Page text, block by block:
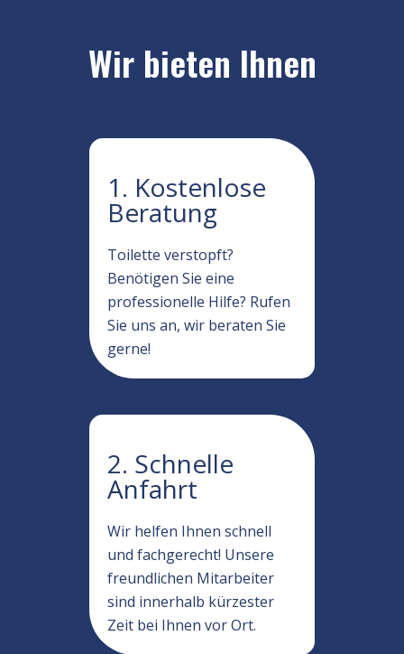
Wir bieten Ihnen
1. Kostenlose
Beratung
Toilette verstopft?
Benötigen Sie eine
professionelle Hilfe? Rufen
Sie uns an, wir beraten Sie
gerne!
2. Schnelle
Anfahrt
Wir helfen Ihnen schnell
und fachgerecht! Unsere
freundlichen Mitarbeiter
sind innerhalb kürzester
Zeit bei Ihnen vor Ort.